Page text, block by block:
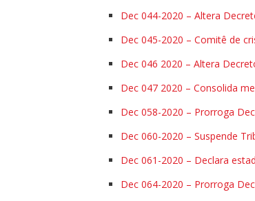
Dec 044-2020 – Altera
Dec 045-2020 – Comitê de
Dec 046 2020 – Altera
Dec 047 2020 – Consolida
Dec 058-2020 – Prorroga
Dec 060-2020 – Suspende
Dec 061-2020 – Declara
Dec 064-2020 – Prorroga